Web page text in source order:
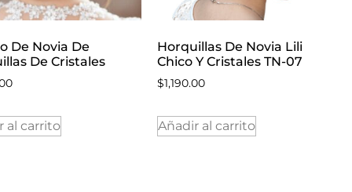
De Novia De
De Cristales
al carrito
Horquillas De Novia Lili
Chico Y Cristales TN-07
$1,190.00
Añadir al carrito